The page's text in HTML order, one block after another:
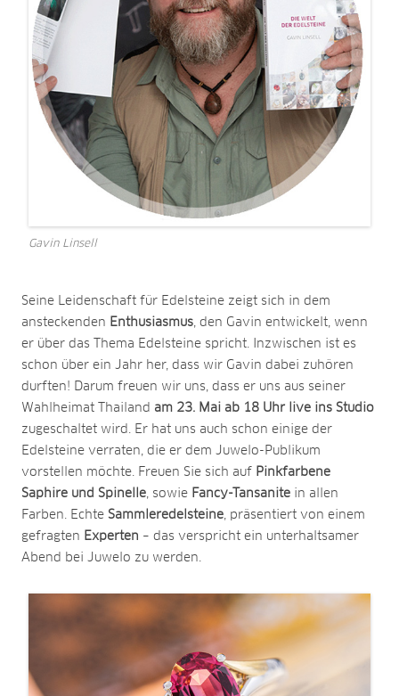
Gavin Linsell
Seine Leidenschaft für Edelsteine zeigt sich in dem
ansteckenden Enthusiasmus, den Gavin entwickelt, wenn
er über das Thema Edelsteine spricht. Inzwischen ist es
schon über ein Jahr her, dass wir Gavin dabei zuhören
durften! Darum freuen wir uns, dass er uns aus seiner
Wahlheimat Thailand am 23. Mai ab 18 Uhr live ins Studio
zugeschaltet wird. Er hat uns auch schon einige der
Edelsteine verraten, die er dem Juwelo-Publikum
vorstellen möchte. Freuen Sie sich auf Pinkfarbene
Saphire und Spinelle, sowie Fancy-Tansanite in allen
Farben. Echte Sammleredelsteine, präsentiert von einem
gefragten Experten – das verspricht ein unterhaltsamer
Abend bei Juwelo zu werden.